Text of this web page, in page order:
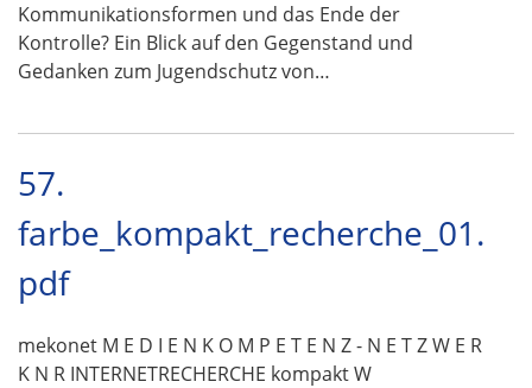
Kommunikationsformen und das Ende der
Kontrolle? Ein Blick auf den Gegenstand und
Gedanken zum Jugendschutz von…
57.
farbe_kompakt_recherche_01.
pdf
mekonet M E D I E N K O M P E T E N Z - N E T Z W E R
K N R INTERNETRECHERCHE kompakt W